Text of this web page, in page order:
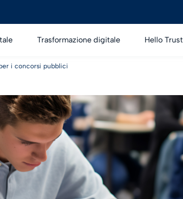
Trasformazione digitale Hello Trust
i concorsi pubblici